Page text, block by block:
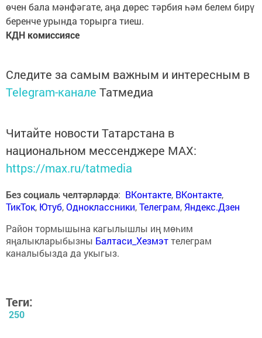
өчен бала мәнфәгате, аңа дөрес тәрбия һәм белем бирү
беренче урында торырга тиеш.
КДН комиссиясе
Следите за самым важным и интересным в
Telegram-канале Татмедиа
Читайте новости Татарстана в
национальном мессенджере MАХ:
https://max.ru/tatmedia
Без социаль челтәрләрдә: ВКонтакте, ВКонтакте,
ТикТок, Ютуб,Одноклассники,Телеграм, Яндекс.Дзен
Район тормышына кагылышлы иң мөһим
яңалыкларыбызны Балтаси_Хезмэттелеграм
каналыбызда да укыгыз.
Теги:
250